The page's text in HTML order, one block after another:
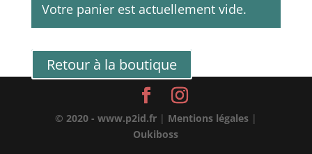
Votre panier est actuellement vide.
Retour à la boutique
© 2020 - www.p2id.fr| Mentions légales|
Oukiboss